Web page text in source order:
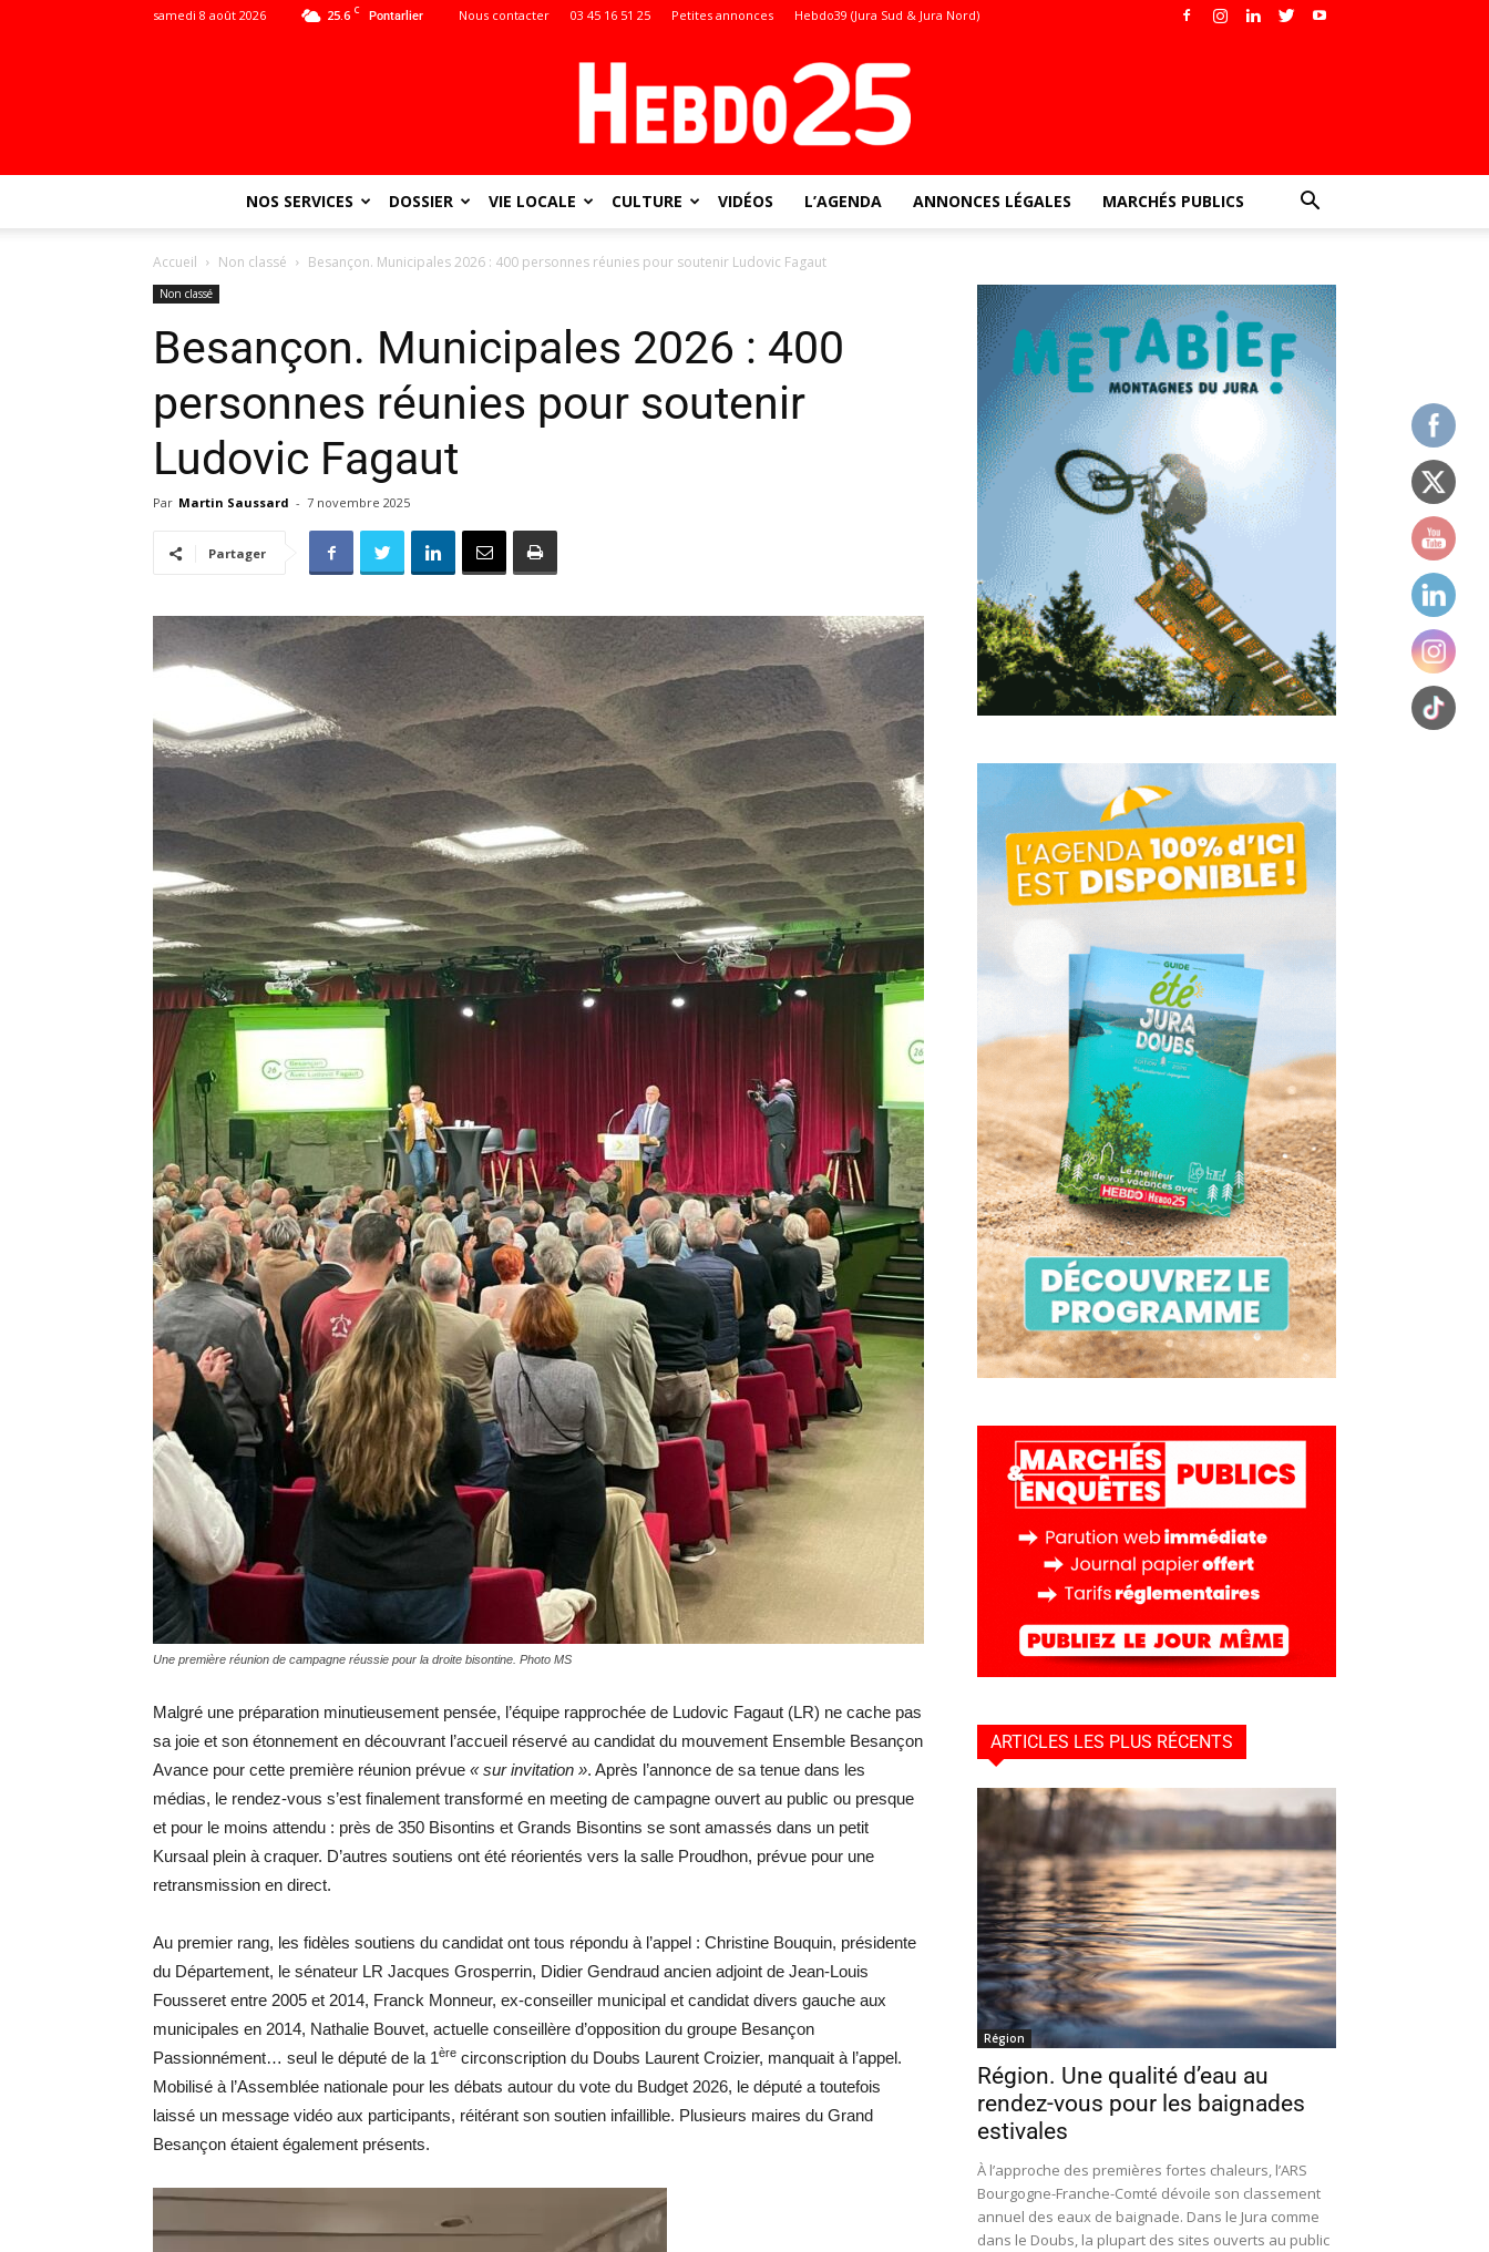
25.6 C Pontarlier
samedi 8 août 2026 Nous contacter 03 45 16 51 25 Petites annonces Hebdo39 (Jura Sud & Jura Nord)
l'info
locale
–
Hebdo25
NOS SERVICES DOSSIER VIE LOCALE CULTURE VIDÉOS L’AGENDA ANNONCES LÉGALES MARCHÉS PUBLICS
Accueil Non classé Besançon. Municipales 2026 : 400 personnes réunies pour soutenir Ludovic Fagaut
Non classé
Besançon. Municipales 2026 : 400
personnes réunies pour soutenir
Ludovic Fagaut
Par Martin Saussard - 7 novembre 2025
Partager
Une première réunion de campagne réussie pour la droite bisontine. Photo MS
Malgré une préparation minutieusement pensée, l’équipe rapprochée de Ludovic Fagaut (LR) ne cache pas
sa joie et son étonnement en découvrant l’accueil réservé au candidat du mouvement Ensemble Besançon
Avance pour cette première réunion prévue « sur invitation ». Après l’annonce de sa tenue dans les
médias, le rendez-vous s’est finalement transformé en meeting de campagne ouvert au public ou presque
et pour le moins attendu : près de 350 Bisontins et Grands Bisontins se sont amassés dans un petit
Kursaal plein à craquer. D’autres soutiens ont été réorientés vers la salle Proudhon, prévue pour une
retransmission en direct.
Au premier rang, les fidèles soutiens du candidat ont tous répondu à l’appel : Christine Bouquin, présidente
du Département, le sénateur LR Jacques Grosperrin, Didier Gendraud ancien adjoint de Jean-Louis
Fousseret entre 2005 et 2014, Franck Monneur, ex-conseiller municipal et candidat divers gauche aux
municipales en 2014, Nathalie Bouvet, actuelle conseillère d’opposition du groupe Besançon
Passionnément… seul le député de la 1ère circonscription du Doubs Laurent Croizier, manquait à l’appel.
Mobilisé à l’Assemblée nationale pour les débats autour du vote du Budget 2026, le député a toutefois
laissé un message vidéo aux participants, réitérant son soutien infaillible. Plusieurs maires du Grand
Besançon étaient également présents.
Lecteur
vidéo
ARTICLES LES PLUS RÉCENTS
Région
Région. Une qualité d’eau au
rendez-vous pour les baignades
estivales
À l’approche des premières fortes chaleurs, l’ARS
Bourgogne-Franche-Comté dévoile son classement
annuel des eaux de baignade. Dans le Jura comme
dans le Doubs, la plupart des sites ouverts au public